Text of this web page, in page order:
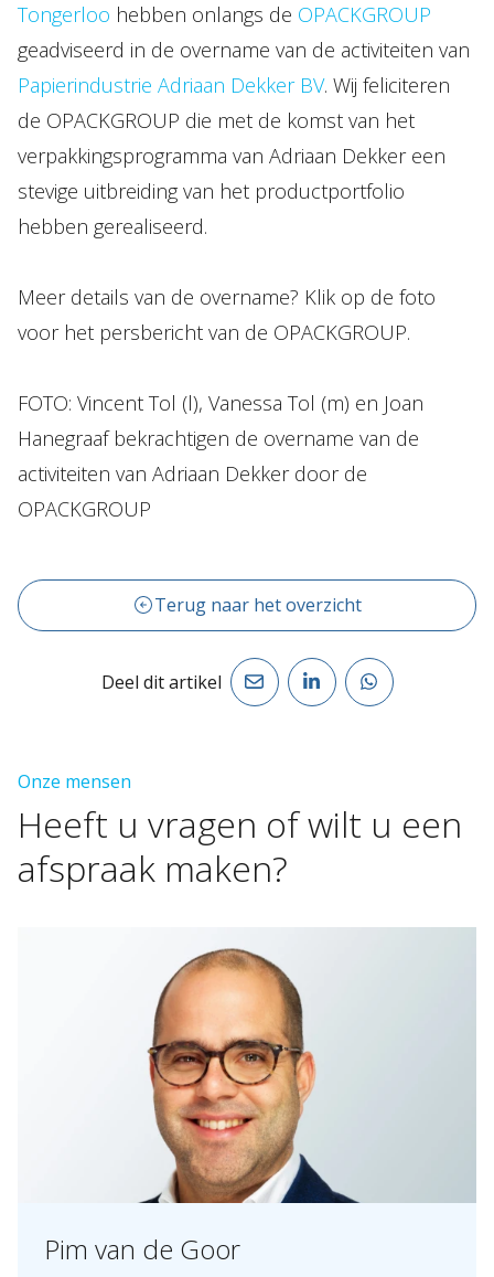
Internationaal
Nieuws
EN
Tongerloo hebben onlangs de OPACKGROUP
geadviseerd in de overname van de activiteiten van
Papierindustrie Adriaan Dekker BV. Wij feliciteren
de OPACKGROUP die met de komst van het
verpakkingsprogramma van Adriaan Dekker een
stevige uitbreiding van het productportfolio
hebben gerealiseerd.
Meer details van de overname? Klik op de foto
voor het persbericht van de OPACKGROUP.
FOTO: Vincent Tol (l), Vanessa Tol (m) en Joan
Hanegraaf bekrachtigen de overname van de
activiteiten van Adriaan Dekker door de
OPACKGROUP
Terug naar het overzicht
Deel dit artikel
Onze mensen
Heeft u vragen ofwilt u een
afspraak maken?
Pim van de Goor